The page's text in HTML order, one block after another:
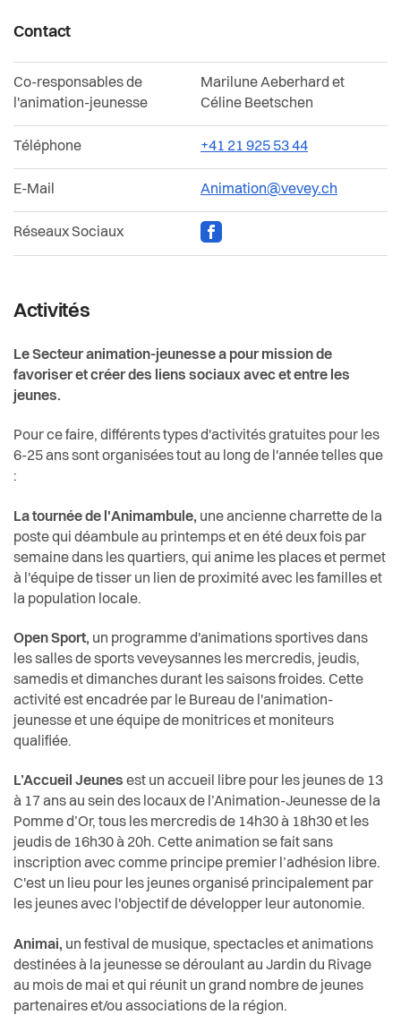
Durabilité, économie et tourisme
Organigramme de l'Administration communale
Contact
Co-responsables de
l'animation-jeunesse
Marilune Aeberhard et
Céline Beetschen
Téléphone +41 21 925 53 44
E-Mail Animation@vevey.ch
Réseaux Sociaux
Activités
Le Secteur animation-jeunesse a pour mission de
favoriser et créer des liens sociaux avec et entre les
jeunes.
Pour ce faire, différents types d'activités gratuites pour les
6-25 ans sont organisées tout au long de l'année telles que
:
La tournée de l'Animambule, une ancienne charrette de la
poste qui déambule au printemps et en été deux fois par
semaine dans les quartiers, qui anime les places et permet
à l'équipe de tisser un lien de proximité avec les familles et
la population locale.
Open Sport, un programme d'animations sportives dans
les salles de sports veveysannes les mercredis, jeudis,
samedis et dimanches durant les saisons froides. Cette
activité est encadrée par le Bureau de l'animation-
jeunesse et une équipe de monitrices et moniteurs
qualifiée.
L’Accueil Jeunes est un accueil libre pour les jeunes de 13
à 17 ans au sein des locaux de l’Animation-Jeunesse de la
Pomme d’Or, tous les mercredis de 14h30 à 18h30 et les
jeudis de 16h30 à 20h. Cette animation se fait sans
inscription avec comme principe premier l’adhésion libre.
C'est un lieu pour les jeunes organisé principalement par
les jeunes avec l'objectif de développer leur autonomie.
Animai, un festival de musique, spectacles et animations
destinées à la jeunesse se déroulant au Jardin du Rivage
au mois de mai et qui réunit un grand nombre de jeunes
partenaires et/ou associations de la région.